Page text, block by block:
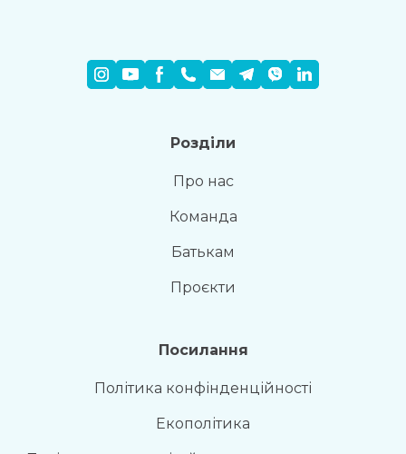
Розділи
Про нас
Команда
Батькам
Проєкти
Посилання
Політика конфінденційності
Екополітика